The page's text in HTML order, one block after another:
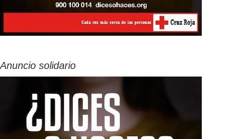
Anuncio solidario